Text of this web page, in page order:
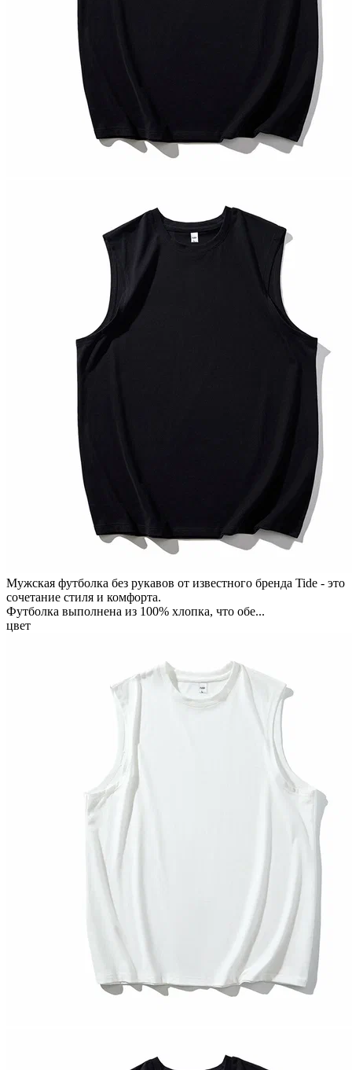
Мужская футболка без рукавов от известного бренда Tide - это
сочетание стиля и комфорта.
Футболка выполнена из 100% хлопка, что обе...
цвет